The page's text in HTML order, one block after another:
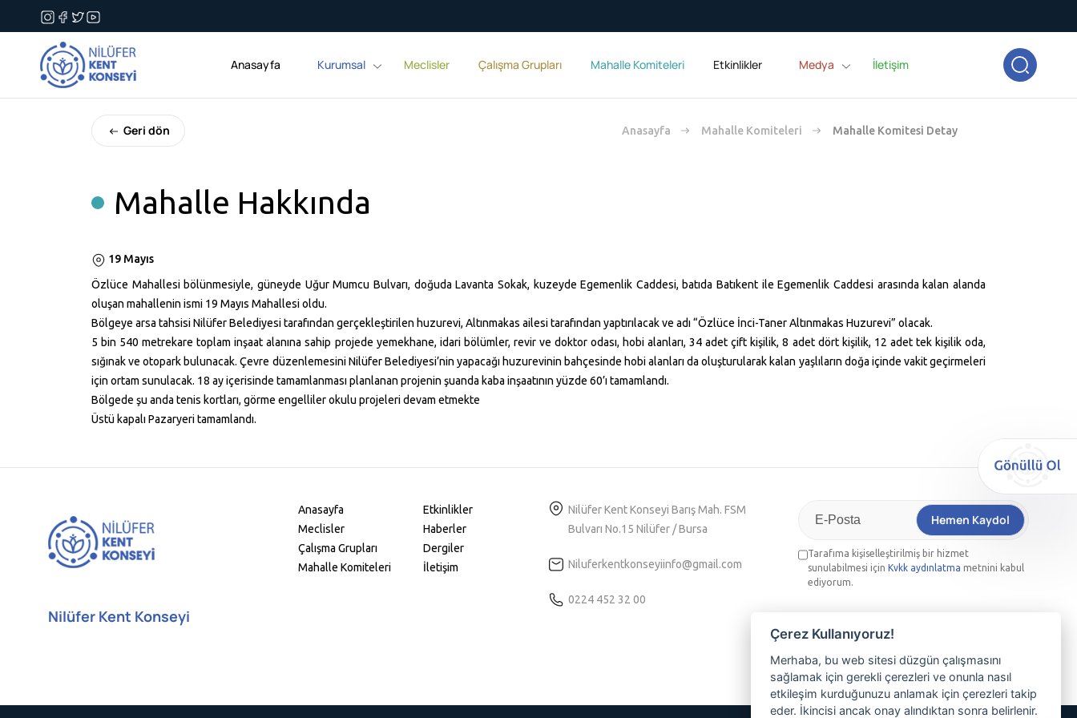
Anasayfa Kurumsal Meclisler Çalışma Grupları Mahalle Komiteleri Etkinlikler Medya İletişim
Geri dön Anasayfa Mahalle Komiteleri Mahalle Komitesi Detay
Mahalle Hakkında
19 Mayıs
Özlüce Mahallesi bölünmesiyle, güneyde Uğur Mumcu Bulvarı, doğuda Lavanta Sokak, kuzeyde Egemenlik Caddesi, batıda Batıkent ile Egemenlik Caddesi arasında kalan alanda
oluşan mahallenin ismi 19 Mayıs Mahallesi oldu.
Bölgeye arsa tahsisi Nilüfer Belediyesi tarafından gerçekleştirilen huzurevi, Altınmakas ailesi tarafından yaptırılacak ve adı “Özlüce İnci-Taner Altınmakas Huzurevi” olacak.
5 bin 540 metrekare toplam inşaat alanına sahip projede yemekhane, idari bölümler, revir ve doktor odası, hobi alanları, 34 adet çift kişilik, 8 adet dört kişilik, 12 adet tek kişilik oda,
sığınak ve otopark bulunacak. Çevre düzenlemesini Nilüfer Belediyesi’nin yapacağı huzurevinin bahçesinde hobi alanları da oluşturularak kalan yaşlıların doğa içinde vakit geçirmeleri
için ortam sunulacak. 18 ay içerisinde tamamlanması planlanan projenin şuanda kaba inşaatının yüzde 60’ı tamamlandı.
Bölgede şu anda tenis kortları, görme engelliler okulu projeleri devam etmekte
Üstü kapalı Pazaryeri tamamlandı.
Nilüfer Kent Konseyi
Anasayfa
Meclisler
Çalışma Grupları
Mahalle Komiteleri
Etkinlikler
Haberler
Dergiler
İletişim
Nilüfer Kent Konseyi Barış Mah. FSM
Bulvarı No.15 Nilüfer / Bursa
Niluferkentkonseyiinfo@gmail.com
0224 452 32 00
Hemen Kaydol
Tarafıma kişiselleştirilmiş bir hizmet
sunulabilmesi içinKvkk aydınlatmametnini kabul
ediyorum.
etkinliklerimizden haberdar olmak ve üyemiz
olmak isterseniz lütfen e-posta adresinizi
yazınız
Çerez Kullanıyoruz!
Merhaba, bu web sitesi düzgün çalışmasını
sağlamak için gerekli çerezleri ve onunla nasıl
etkileşim kurduğunuzu anlamak için çerezleri takip
eder. İkincisi ancak onay alındıktan sonra belirlenir.